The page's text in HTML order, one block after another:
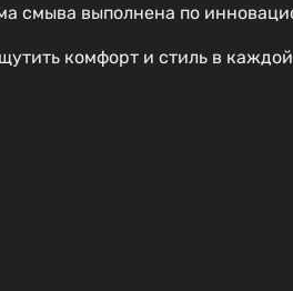
смыва выполнена по
комфорт и стиль в